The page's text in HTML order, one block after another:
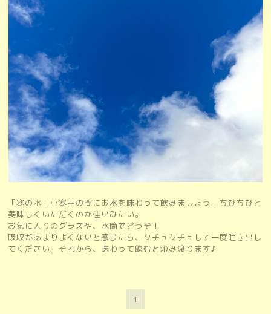
「寒の水」…寒中の間にお水を味わって飲みましょう。ちびちびと
美味しくいただくのが佳いみたい。
お気に入りのグラスや、水筒でどうぞ！
吸収があまりよくないと感じたら、クチュクチュして一度吐き出し
てください。それから、味わって飲むと沁み渡ります♪
1